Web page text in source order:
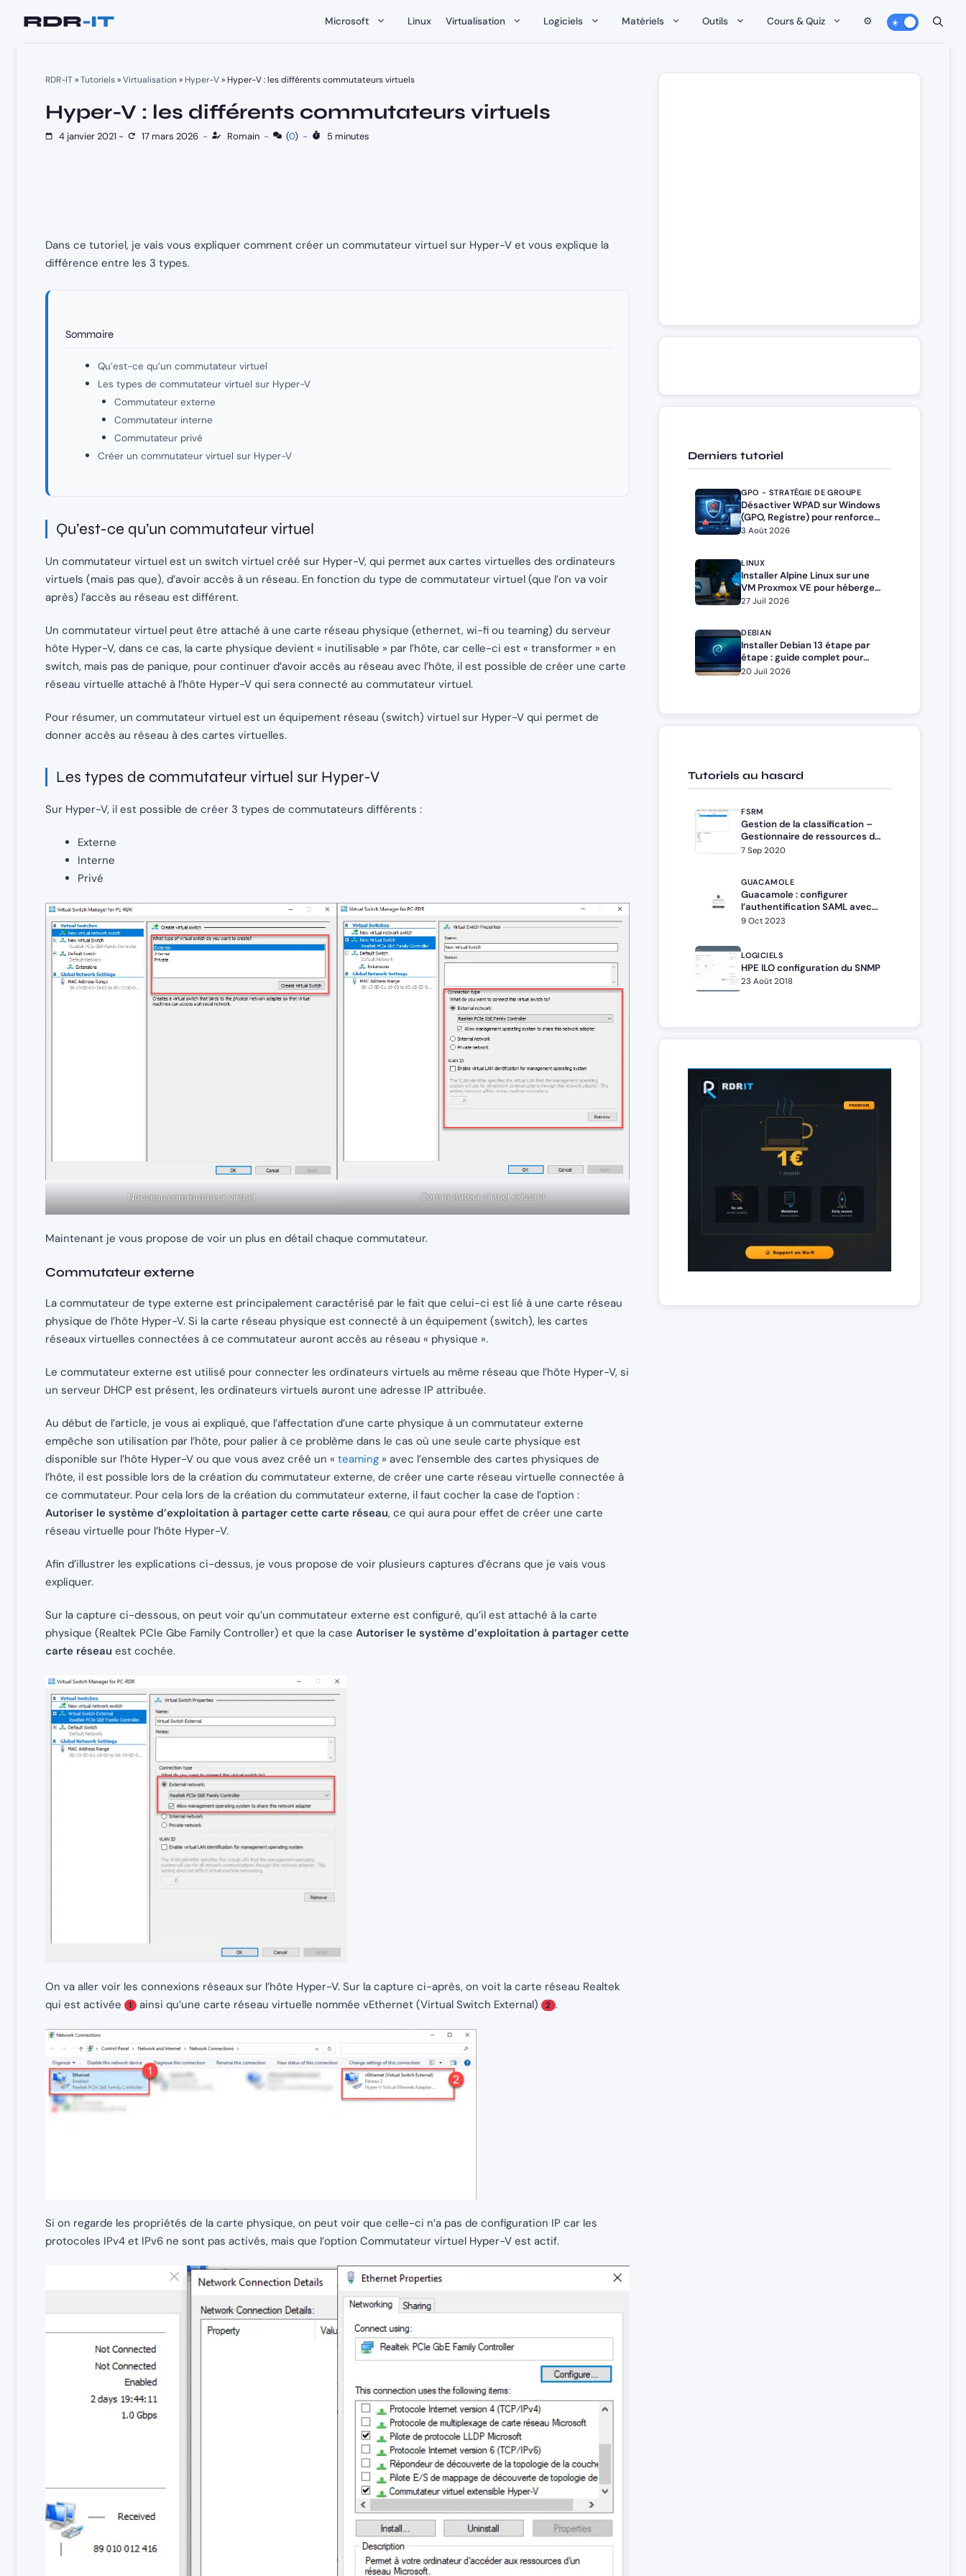
Microsoft Linux Virtualisation Logiciels Matériels Outils Cours & Quiz ⚙️
RDR-IT»Tutoriels»Virtualisation» Hyper-V» Hyper-V : les différents commutateurs virtuels
Hyper-V : les différents commutateurs virtuels
4 janvier 2021 - 17 mars 2026 - Romain - (0) - 5 minutes
Dans ce tutoriel, je vais vous expliquer comment créer un commutateur virtuel sur Hyper-V et vous explique la
différence entre les 3 types.
Sommaire
Qu’est-ce qu’un commutateur virtuel
Les types de commutateur virtuel sur Hyper-V
Commutateur externe
Commutateur interne
Commutateur privé
Créer un commutateur virtuel sur Hyper-V
Qu’est-ce qu’un commutateur virtuel
Un commutateur virtuel est un switch virtuel créé sur Hyper-V, qui permet aux cartes virtuelles des ordinateurs
virtuels (mais pas que), d’avoir accès à un réseau. En fonction du type de commutateur virtuel (que l’on va voir
après) l’accès au réseau est différent.
Un commutateur virtuel peut être attaché à une carte réseau physique (ethernet, wi-fi ou teaming) du serveur
hôte Hyper-V, dans ce cas, la carte physique devient « inutilisable » par l’hôte, car celle-ci est « transformer » en
switch, mais pas de panique, pour continuer d’avoir accès au réseau avec l’hôte, il est possible de créer une carte
réseau virtuelle attaché à l’hôte Hyper-V qui sera connecté au commutateur virtuel.
Pour résumer, un commutateur virtuel est un équipement réseau (switch) virtuel sur Hyper-V qui permet de
donner accès au réseau à des cartes virtuelles.
Les types de commutateur virtuel sur Hyper-V
Sur Hyper-V, il est possible de créer 3 types de commutateurs différents :
Externe
Interne
Privé
Nouveau commutateur virtuel Commutateur virtuel existant
Maintenant je vous propose de voir un plus en détail chaque commutateur.
Commutateur externe
La commutateur de type externe est principalement caractérisé par le fait que celui-ci est lié à une carte réseau
physique de l’hôte Hyper-V. Si la carte réseau physique est connecté à un équipement (switch), les cartes
réseaux virtuelles connectées à ce commutateur auront accès au réseau « physique ».
Le commutateur externe est utilisé pour connecter les ordinateurs virtuels au même réseau que l’hôte Hyper-V, si
un serveur DHCP est présent, les ordinateurs virtuels auront une adresse IP attribuée.
Au début de l’article, je vous ai expliqué, que l’affectation d’une carte physique à un commutateur externe
empêche son utilisation par l’hôte, pour palier à ce problème dans le cas où une seule carte physique est
disponible sur l’hôte Hyper-V ou que vous avez créé un « teaming » avec l’ensemble des cartes physiques de
l’hôte, il est possible lors de la création du commutateur externe, de créer une carte réseau virtuelle connectée à
ce commutateur. Pour cela lors de la création du commutateur externe, il faut cocher la case de l’option :
Autoriser le système d’exploitation à partager cette carte réseau, ce qui aura pour effet de créer une carte
réseau virtuelle pour l’hôte Hyper-V.
Afin d’illustrer les explications ci-dessus, je vous propose de voir plusieurs captures d’écrans que je vais vous
expliquer.
Sur la capture ci-dessous, on peut voir qu’un commutateur externe est configuré, qu’il est attaché à la carte
physique (Realtek PCIe Gbe Family Controller) et que la case Autoriser le système d’exploitation à partager cette
carte réseau est cochée.
On va aller voir les connexions réseaux sur l’hôte Hyper-V. Sur la capture ci-après, on voit la carte réseau Realtek
qui est activée
1 ainsi qu’une carte réseau virtuelle nommée vEthernet (Virtual Switch External) 2 .
Si on regarde les propriétés de la carte physique, on peut voir que celle-ci n’a pas de configuration IP car les
protocoles IPv4 et IPv6 ne sont pas activés, mais que l’option Commutateur virtuel Hyper-V est actif.
Derniers tutoriel
GPO - STRATÉGIE DE GROUPE
Désactiver WPAD sur Windows
(GPO, Registre) pour renforcer
la sécurité
3 Août 2026
LINUX
Installer Alpine Linux sur une
VM Proxmox VE pour héberger
Docker et Docker Compose
27 Juil 2026
DEBIAN
Installer Debian 13 étape par
étape : guide complet pour
débutants et administrateurs
20 Juil 2026
Tutoriels au hasard
FSRM
Gestion de la classification –
Gestionnaire de ressources du
serveur de fichiers – FSRM
7 Sep 2020
GUACAMOLE
Guacamole : configurer
l’authentification SAML avec
Windows ADFS
9 Oct 2023
LOGICIELS
HPE ILO configuration du SNMP
23 Août 2018